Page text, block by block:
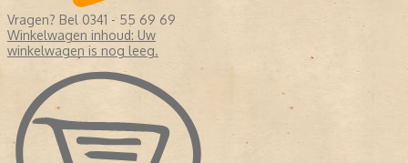
Vragen? Bel 0341 - 55 69 69
Winkelwagen inhoud: Uw
winkelwagen is nog leeg.